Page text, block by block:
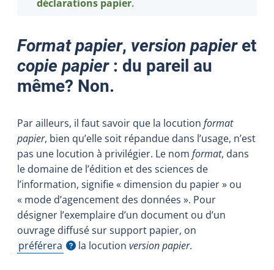
déclarations papier.
Format papier, version papieret
copie papier: du pareil au
même? Non.
Par ailleurs, il faut savoir que la locution format
papier, bien qu’elle soit répandue dans l’usage, n’est
pas une locution à privilégier. Le nom format, dans
le domaine de l’édition et des sciences de
l’information, signifie « dimension du papier » ou
« mode d’agencement des données ». Pour
désigner l’exemplaire d’un document ou d’un
ouvrage diffusé sur support papier, on
préférera
Afficher l'infobulle
la locution version papier.